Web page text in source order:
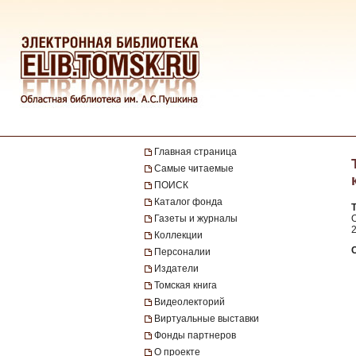
Главная страница
Самые читаемые
ПОИСК
Каталог фонда
Газеты и журналы
Коллекции
Персоналии
Издатели
Томская книга
Видеолекторий
Виртуальные выставки
Фонды партнеров
О проекте